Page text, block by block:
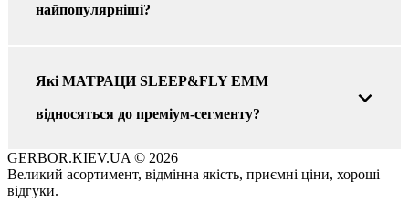
найпопулярніші?
Якi МАТРАЦИ SLEEP&FLY EMM
відносяться до преміум-сегменту?
GERBOR.KIEV.UA © 2026
Великий асортимент, відмінна якість, приємні ціни, хороші
відгуки.